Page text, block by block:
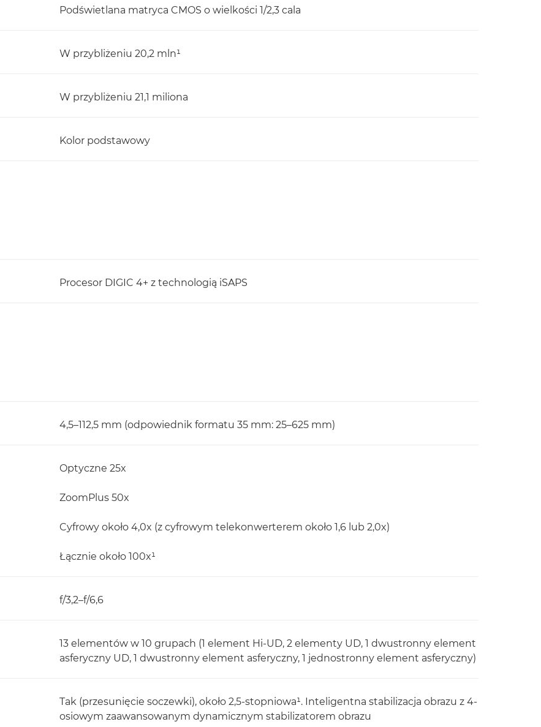
Podświetlana matryca CMOS o wielkości 1/2,3 cala
W przybliżeniu 20,2 mln¹
W przybliżeniu 21,1 miliona
Kolor podstawowy
Procesor DIGIC 4+ z technologią iSAPS
4,5–112,5 mm (odpowiednik formatu 35 mm: 25–625 mm)
Optyczne 25x
ZoomPlus 50x
Cyfrowy około 4,0x (z cyfrowym telekonwerterem około 1,6 lub 2,0x)
Łącznie około 100x¹
f/3,2–f/6,6
13 elementów w 10 grupach (1 element Hi-UD, 2 elementy UD, 1 dwustronny element
asferyczny UD, 1 dwustronny element asferyczny, 1 jednostronny element asferyczny)
Tak (przesunięcie soczewki), około 2,5-stopniowa¹. Inteligentna stabilizacja obrazu z 4-
osiowym zaawansowanym dynamicznym stabilizatorem obrazu